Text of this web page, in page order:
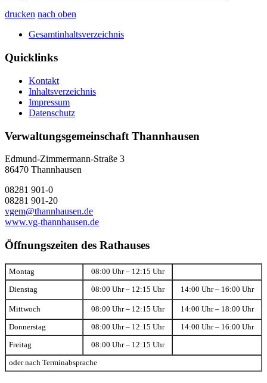
drucken nach oben
Gesamtinhaltsverzeichnis
Quicklinks
Kontakt
Inhaltsverzeichnis
Impressum
Datenschutz
Verwaltungsgemeinschaft Thannhausen
Edmund-Zimmermann-Straße 3
86470 Thannhausen
08281 901-0
08281 901-20
vgem@thannhausen.de
www.vg-thannhausen.de
Öffnungszeiten des Rathauses
Montag 08:00 Uhr – 12:15 Uhr
Dienstag 08:00 Uhr – 12:15 Uhr 14:00 Uhr – 16:00 Uhr
Mittwoch 08:00 Uhr – 12:15 Uhr 14:00 Uhr – 18:00 Uhr
Donnerstag 08:00 Uhr – 12:15 Uhr 14:00 Uhr – 16:00 Uhr
Freitag 08:00 Uhr – 12:15 Uhr
oder nach Terminabsprache